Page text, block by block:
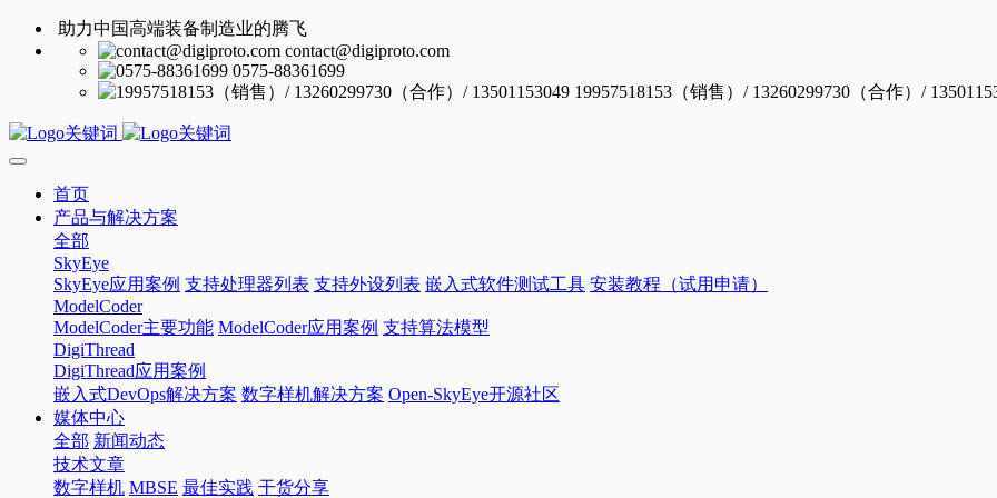
助力中国高端装备制造业的腾飞
contact@digiproto.com
0575-88361699
19957518153（销售）/ 13260299730（合作）/
首页
产品与解决方案
全部
SkyEye
SkyEye应用案例 支持处理器列表 支持外设列表 嵌入式软件测试工具 安装教程（试用申请）
ModelCoder
ModelCoder主要功能 ModelCoder应用案例 支持算法模型
DigiThread
DigiThread应用案例
嵌入式DevOps解决方案 数字样机解决方案 Open-SkyEye开源社区
媒体中心
全部 新闻动态
技术文章
数字样机 MBSE 最佳实践 干货分享